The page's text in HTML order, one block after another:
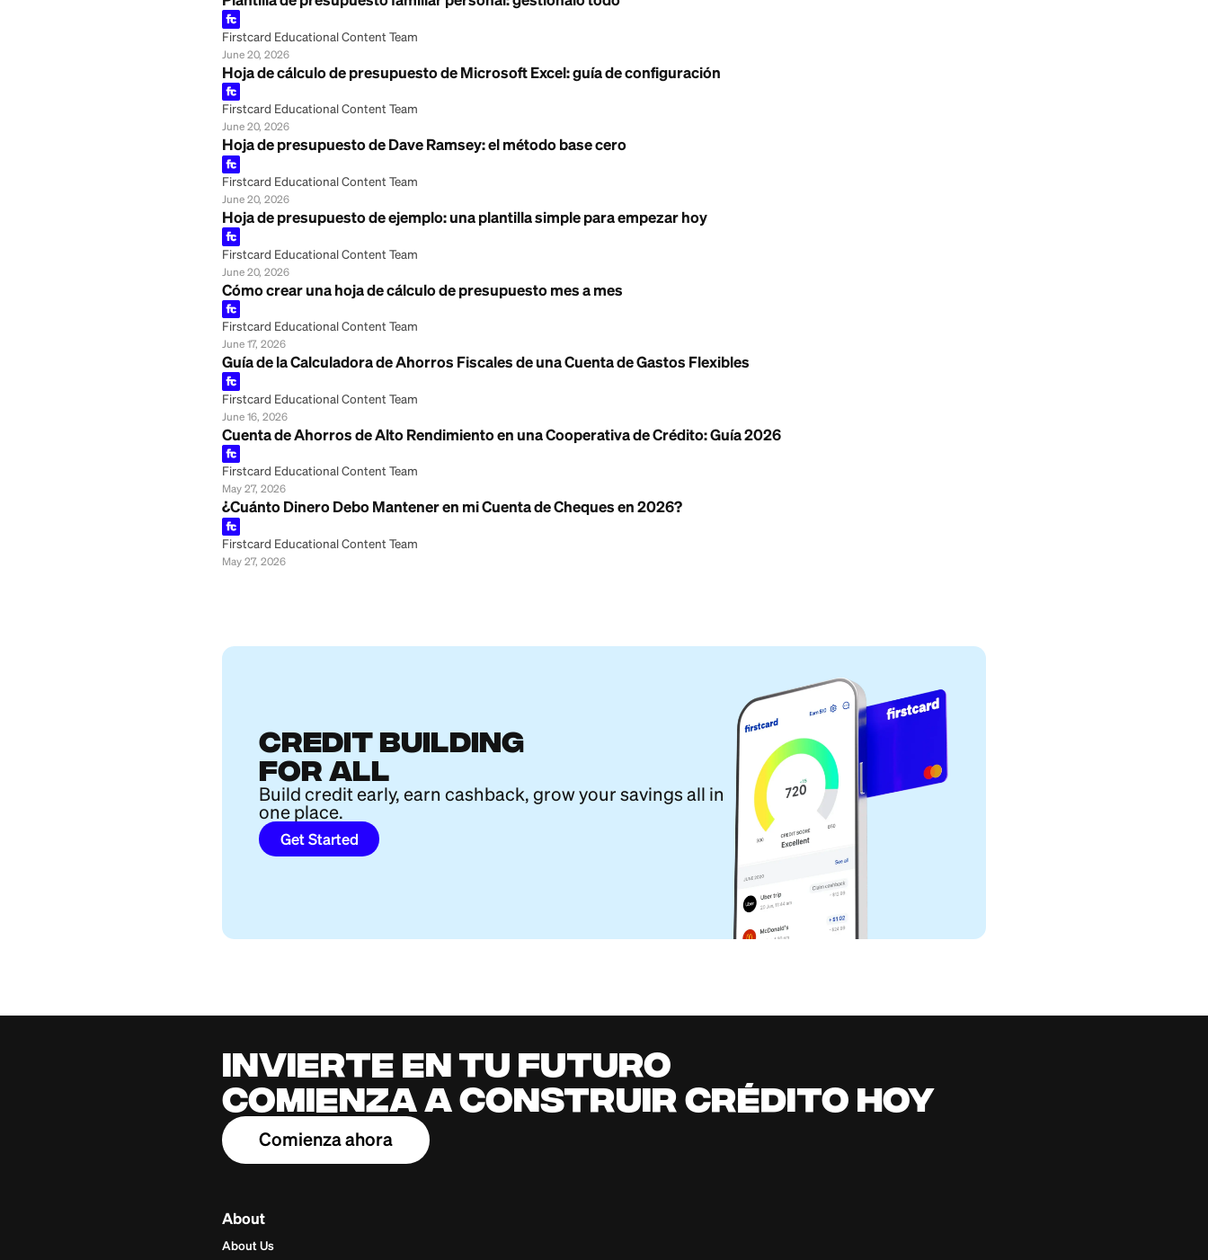
Firstcard Educational Content Team
June 21, 2026
Plantillas de hojas de cálculo de Google para presupuesto: crea una gratis
Firstcard Educational Content Team
Patrimonio neto y edad: cómo te comparas y cómo aumentarlo
June 21, 2026
Plantilla de presupuesto familiar personal: gestiónalo todo
Firstcard Educational Content Team
June 20, 2026
Hoja de cálculo de presupuesto de Microsoft Excel: guía de configuración
Firstcard Educational Content Team
June 20, 2026
Hoja de presupuesto de Dave Ramsey: el método base cero
Firstcard Educational Content Team
June 20, 2026
Guía de la Calculadora de Ahorros Fiscales de una Cuenta de Gastos Flexibles
Firstcard Educational Content Team
June 16, 2026
Cuenta de Ahorros de Alto Rendimiento en una Cooperativa de Crédito: Guía 2026
Firstcard Educational Content Team
May 27, 2026
¿Cuánto Dinero Debo Mantener en mi Cuenta de Cheques en 2026?
Credit building